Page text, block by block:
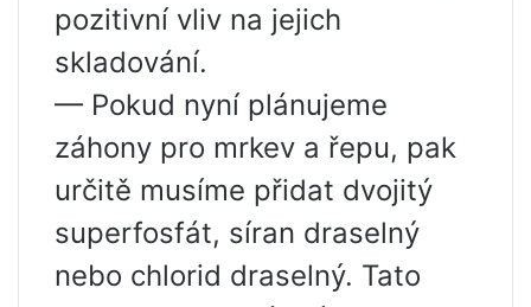
pozitivní vliv na jejich
skladování.
— Pokud nyní plánujeme
záhony pro mrkev a řepu, pak
určitě musíme přidat dvojitý
superfosfát, síran draselný
nebo chlorid draselný. Tato